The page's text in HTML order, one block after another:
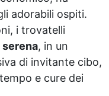
adorabili ospiti.
i trovatelli
, in un
di invitante cibo,
e cure dei